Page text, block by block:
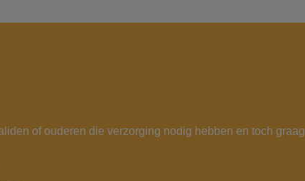
of ouderen die verzorging nodig hebben en toch